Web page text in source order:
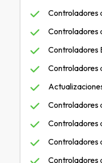
Controladores
Controladores
Controladores
Controladores
Controladores
Controladores
Controladores
Controladores